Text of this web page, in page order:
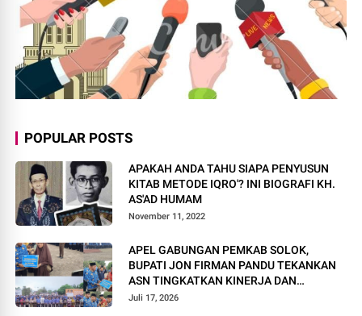
POPULAR POSTS
APAKAH ANDA TAHU SIAPA PENYUSUN
KITAB METODE IQRO'? INI BIOGRAFI KH.
AS'AD HUMAM
November 11, 2022
APEL GABUNGAN PEMKAB SOLOK,
BUPATI JON FIRMAN PANDU TEKANKAN
ASN TINGKATKAN KINERJA DAN
PELAYANAN MASYARAKAT.
Juli 17, 2026